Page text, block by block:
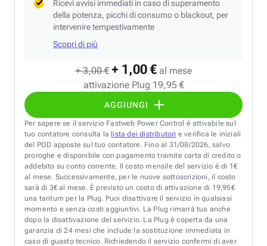
+ 3,00 € + 1,00 € al mese
attivazione Plug 19,95 €
AGGIUNGI
Ricevi avvisi immediati in caso di superamento
della potenza, picchi di consumo o blackout, per
intervenire tempestivamente
Scopri di più
Per sapere se il servizio Fastweb Power Control è attivabile sul
tuo contatore consulta la lista dei distributori e verifica le iniziali
del POD apposte sul tuo contatore. Fino al 31/08/2026, salvo
proroghe e disponibile con pagamento tramite carta di credito o
addebito su conto corrente. Il costo mensile del servizio è di 1€
al mese. Successivamente, per le nuove sottoscrizioni, il costo
sarà di 3€ al mese. È previsto un costo di attivazione di 19,95€
una tantum per la Plug. Puoi disattivare il servizio in qualsiasi
momento e senza costi aggiuntivi. La Plug rimarrà tua anche
dopo la disattivazione del servizio. La Plug è coperta da una
garanzia di 24 mesi che include la sostituzione immediata in
caso di guasto tecnico. Richiedendo il servizio confermi di aver